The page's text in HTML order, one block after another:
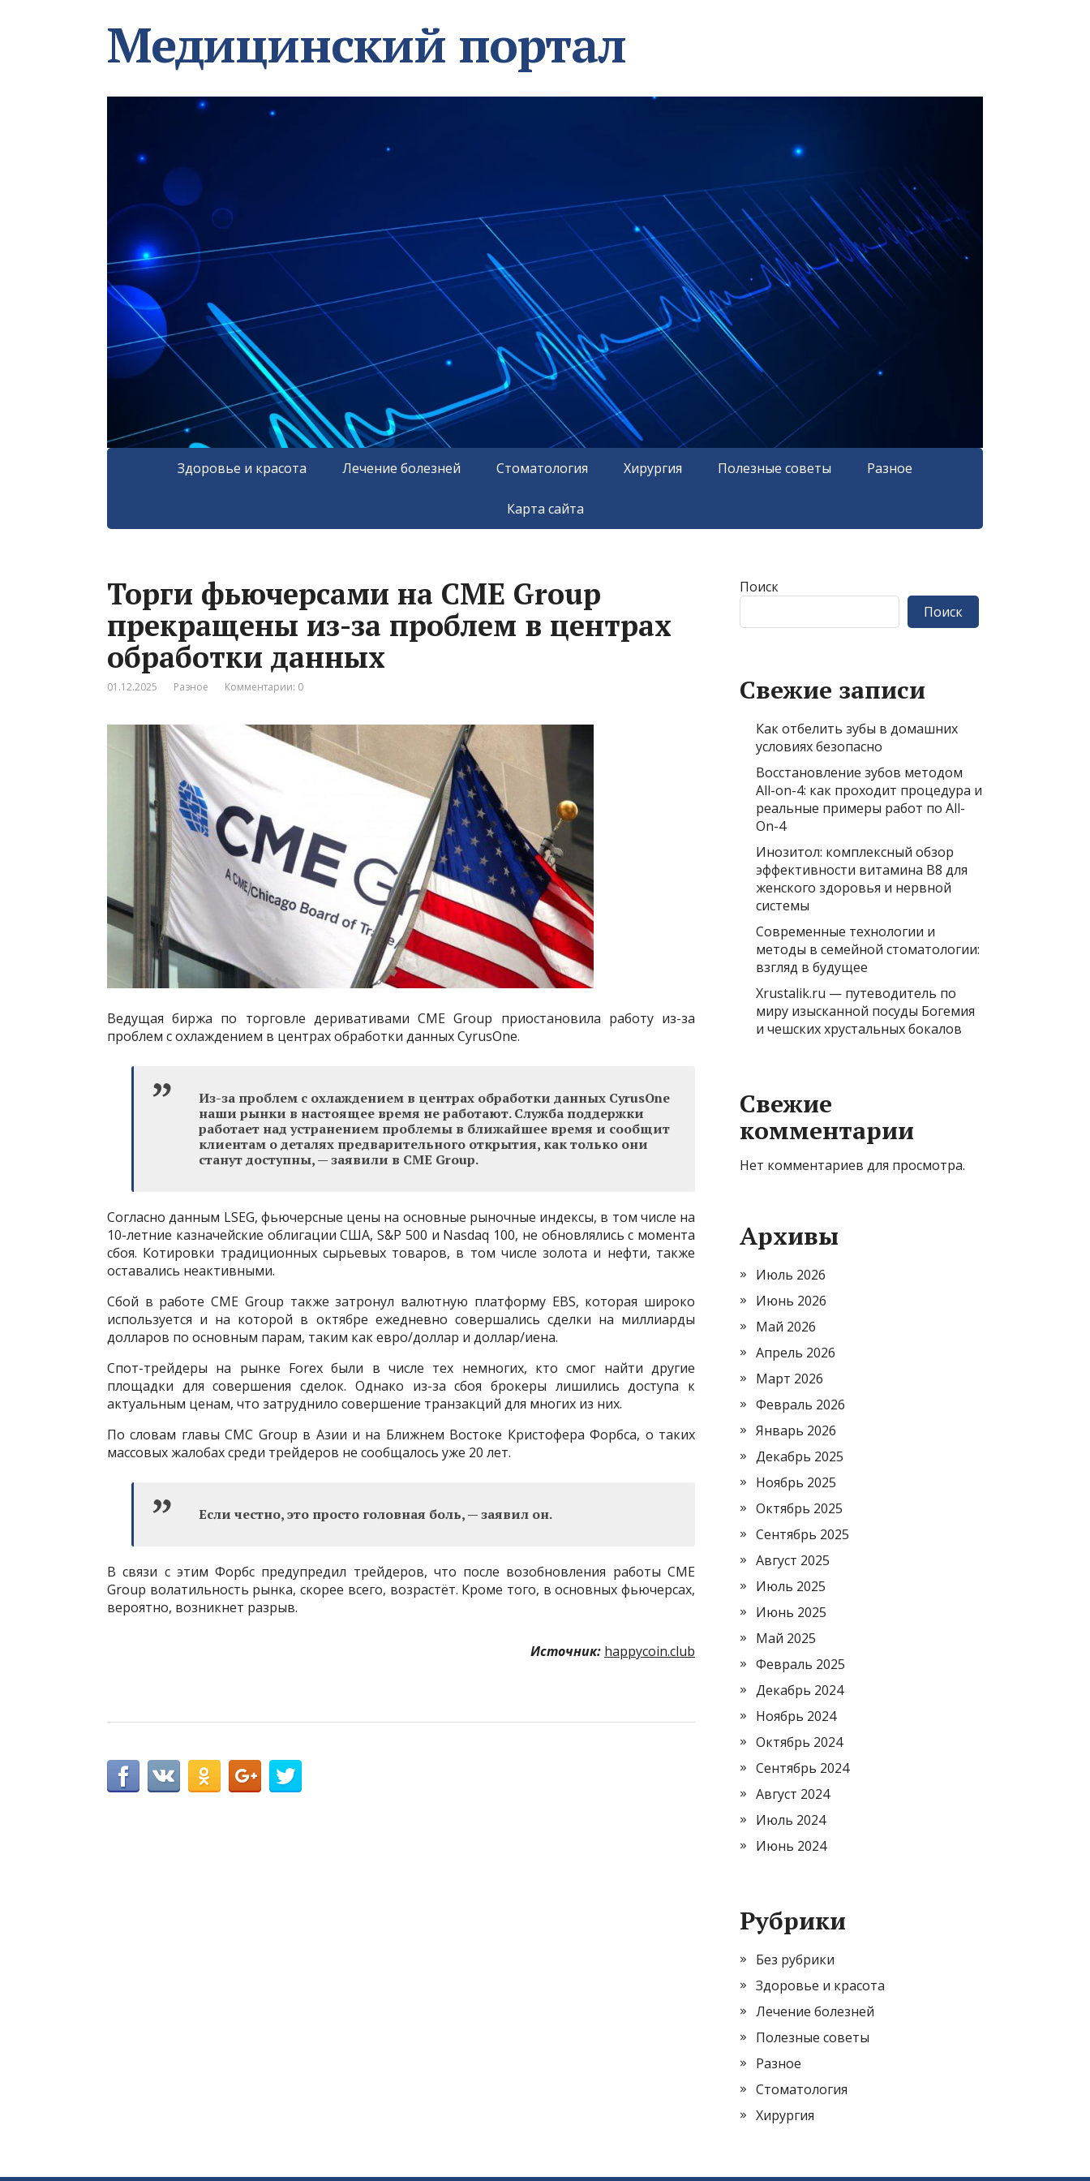
Медицинский портал
Здоровье и красота Лечение болезней Стоматология Хирургия Полезные советы Разное
Карта сайта
Торги фьючерсами на CME Group
прекращены из-за проблем в центрах
обработки данных
01.12.2025 Разное Комментарии: 0
Ведущая биржа по торговле деривативами CME Group приостановила работу из-за
проблем с охлаждением в центрах обработки данных CyrusOne.
Из-за проблем с охлаждением в центрах обработки данных CyrusOne
наши рынки в настоящее время не работают. Служба поддержки
работает над устранением проблемы в ближайшее время и сообщит
клиентам о деталях предварительного открытия, как только они
станут доступны, — заявили в CME Group.
Согласно данным LSEG, фьючерсные цены на основные рыночные индексы, в том числе на
10-летние казначейские облигации США, S&P 500 и Nasdaq 100, не обновлялись с момента
сбоя. Котировки традиционных сырьевых товаров, в том числе золота и нефти, также
оставались неактивными.
Сбой в работе CME Group также затронул валютную платформу EBS, которая широко
используется и на которой в октябре ежедневно совершались сделки на миллиарды
долларов по основным парам, таким как евро/доллар и доллар/иена.
Спот-трейдеры на рынке Forex были в числе тех немногих, кто смог найти другие
площадки для совершения сделок. Однако из-за сбоя брокеры лишились доступа к
актуальным ценам, что затруднило совершение транзакций для многих из них.
По словам главы CMC Group в Азии и на Ближнем Востоке Кристофера Форбса, о таких
массовых жалобах среди трейдеров не сообщалось уже 20 лет.
Если честно, это просто головная боль, — заявил он.
В связи с этим Форбс предупредил трейдеров, что после возобновления работы CME
Group волатильность рынка, скорее всего, возрастёт. Кроме того, в основных фьючерсах,
вероятно, возникнет разрыв.
Источник: happycoin.club
Поиск
Поиск
Свежие записи
Как отбелить зубы в домашних
условиях безопасно
Восстановление зубов методом
All-on-4: как проходит процедура и
реальные примеры работ по All-
On-4
Инозитол: комплексный обзор
эффективности витамина B8 для
женского здоровья и нервной
системы
Современные технологии и
методы в семейной стоматологии:
взгляд в будущее
Xrustalik.ru — путеводитель по
миру изысканной посуды Богемия
и чешских хрустальных бокалов
Свежие
комментарии
Нет комментариев для просмотра.
Архивы
Июль 2026
Июнь 2026
Май 2026
Апрель 2026
Март 2026
Февраль 2026
Январь 2026
Декабрь 2025
Ноябрь 2025
Октябрь 2025
Сентябрь 2025
Август 2025
Июль 2025
Июнь 2025
Май 2025
Февраль 2025
Декабрь 2024
Ноябрь 2024
Октябрь 2024
Сентябрь 2024
Август 2024
Июль 2024
Июнь 2024
Рубрики
Без рубрики
Здоровье и красота
Лечение болезней
Полезные советы
Разное
Стоматология
Хирургия